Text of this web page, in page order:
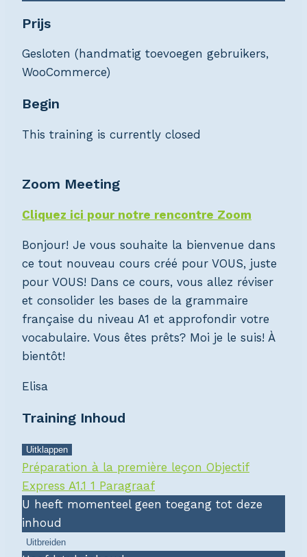
Prijs
Gesloten (handmatig toevoegen gebruikers,
WooCommerce)
Begin
This training is currently closed
Zoom Meeting
Cliquez ici pour notre rencontre Zoom
Bonjour! Je vous souhaite la bienvenue dans
ce tout nouveau cours créé pour VOUS, juste
pour VOUS! Dans ce cours, vous allez réviser
et consolider les bases de la grammaire
française du niveau A1 et approfondir votre
vocabulaire. Vous êtes prêts? Moi je le suis! À
bientôt!
Elisa
Training Inhoud
Uitklappen
Préparation à la première leçon Objectif
Express A1.1 1 Paragraaf
U heeft momenteel geen toegang tot deze
inhoud
Uitbreiden
Préparation